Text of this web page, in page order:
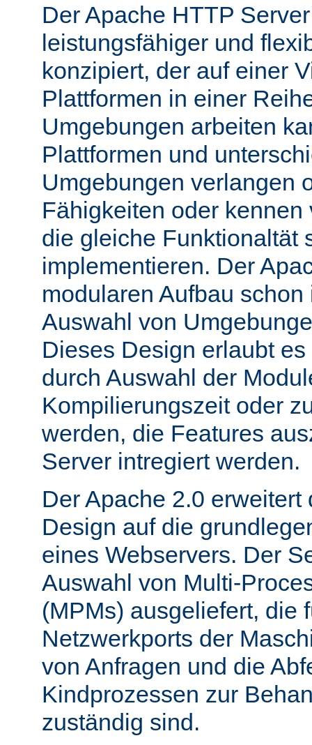
Der Apache HTTP
leistungsfähiger und
konzipiert, der auf einer
Plattformen in einer
Umgebungen arbeiten
Plattformen und
Umgebungen verlangen
Fähigkeiten oder
die gleiche Funktionaltät
implementieren. Der
modularen Aufbau
Auswahl von
Dieses Design erlaubt
durch Auswahl der
Kompilierungszeit oder
werden, die Features
Server intregiert werden.
Der Apache 2.0
Design auf die
eines Webservers. Der
Auswahl von Multi-
(MPMs) ausgeliefert, die
Netzwerkports der
von Anfragen und die
Kindprozessen zur
zuständig sind.